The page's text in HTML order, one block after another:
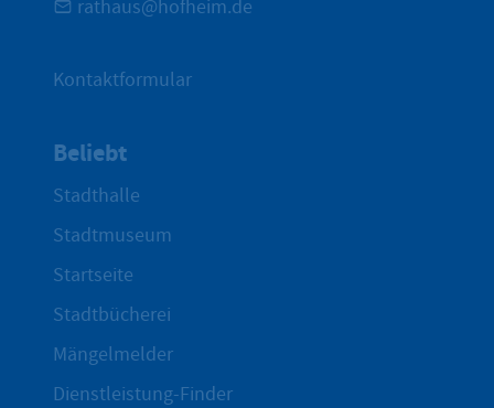
rathaus@hofheim.de
Kontaktformular
Beliebt
Stadthalle
Stadtmuseum
Startseite
Stadtbücherei
Mängelmelder
Dienstleistung-Finder